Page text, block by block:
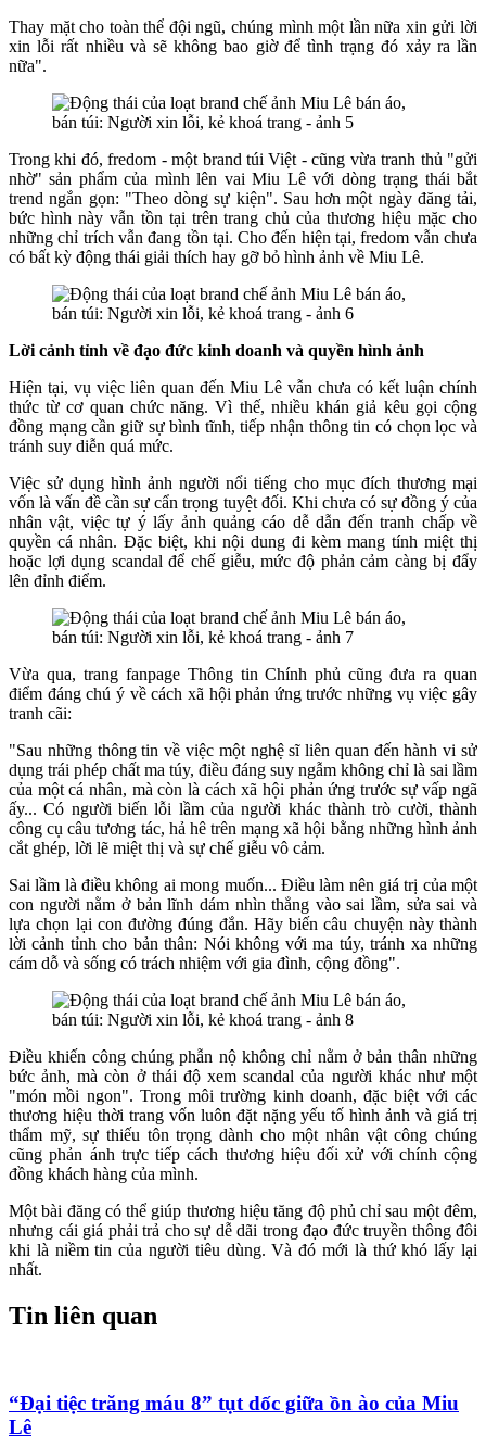
Thay mặt cho toàn thể đội ngũ, chúng mình một lần nữa xin gửi lời
xin lỗi rất nhiều và sẽ không bao giờ để tình trạng đó xảy ra lần
nữa".
Trong khi đó, fredom - một brand túi Việt - cũng vừa tranh thủ "gửi
nhờ" sản phẩm của mình lên vai Miu Lê với dòng trạng thái bắt
trend ngắn gọn: "Theo dòng sự kiện". Sau hơn một ngày đăng tải,
bức hình này vẫn tồn tại trên trang chủ của thương hiệu mặc cho
những chỉ trích vẫn đang tồn tại. Cho đến hiện tại, fredom vẫn chưa
có bất kỳ động thái giải thích hay gỡ bỏ hình ảnh về Miu Lê.
Lời cảnh tỉnh về đạo đức kinh doanh và quyền hình ảnh
Hiện tại, vụ việc liên quan đến Miu Lê vẫn chưa có kết luận chính
thức từ cơ quan chức năng. Vì thế, nhiều khán giả kêu gọi cộng
đồng mạng cần giữ sự bình tĩnh, tiếp nhận thông tin có chọn lọc và
tránh suy diễn quá mức.
Việc sử dụng hình ảnh người nổi tiếng cho mục đích thương mại
vốn là vấn đề cần sự cẩn trọng tuyệt đối. Khi chưa có sự đồng ý của
nhân vật, việc tự ý lấy ảnh quảng cáo dễ dẫn đến tranh chấp về
quyền cá nhân. Đặc biệt, khi nội dung đi kèm mang tính miệt thị
hoặc lợi dụng scandal để chế giễu, mức độ phản cảm càng bị đẩy
lên đỉnh điểm.
Vừa qua, trang fanpage Thông tin Chính phủ cũng đưa ra quan
điểm đáng chú ý về cách xã hội phản ứng trước những vụ việc gây
tranh cãi:
"Sau những thông tin về việc một nghệ sĩ liên quan đến hành vi sử
dụng trái phép chất ma túy, điều đáng suy ngẫm không chỉ là sai lầm
của một cá nhân, mà còn là cách xã hội phản ứng trước sự vấp ngã
ấy... Có người biến lỗi lầm của người khác thành trò cười, thành
công cụ câu tương tác, hả hê trên mạng xã hội bằng những hình ảnh
cắt ghép, lời lẽ miệt thị và sự chế giễu vô cảm.
Sai lầm là điều không ai mong muốn... Điều làm nên giá trị của một
con người nằm ở bản lĩnh dám nhìn thẳng vào sai lầm, sửa sai và
lựa chọn lại con đường đúng đắn. Hãy biến câu chuyện này thành
lời cảnh tỉnh cho bản thân: Nói không với ma túy, tránh xa những
cám dỗ và sống có trách nhiệm với gia đình, cộng đồng".
Điều khiến công chúng phẫn nộ không chỉ nằm ở bản thân những
bức ảnh, mà còn ở thái độ xem scandal của người khác như một
"món mồi ngon". Trong môi trường kinh doanh, đặc biệt với các
thương hiệu thời trang vốn luôn đặt nặng yếu tố hình ảnh và giá trị
thẩm mỹ, sự thiếu tôn trọng dành cho một nhân vật công chúng
cũng phản ánh trực tiếp cách thương hiệu đối xử với chính cộng
đồng khách hàng của mình.
Một bài đăng có thể giúp thương hiệu tăng độ phủ chỉ sau một đêm,
nhưng cái giá phải trả cho sự dễ dãi trong đạo đức truyền thông đôi
khi là niềm tin của người tiêu dùng. Và đó mới là thứ khó lấy lại
nhất.
Tin liên quan
“Đại tiệc trăng máu 8” tụt dốc giữa ồn ào của Miu
Lê